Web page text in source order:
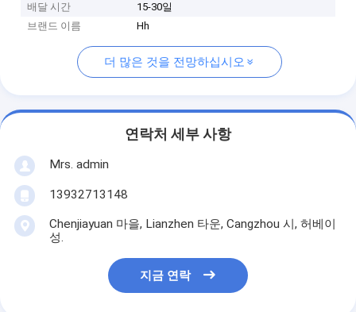
배달 시간
15-30일
브랜드 이름
Hh
더 많은 것을 전망하십시오
연락처 세부 사항
Mrs. admin
13932713148
Chenjiayuan 마을, Lianzhen 타운, Cangzhou 시, 허베이
성.
지금 연락